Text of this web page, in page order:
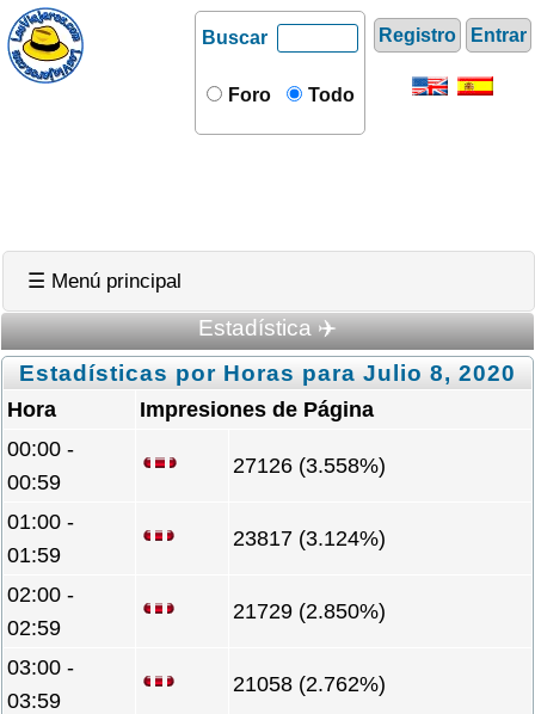
Registro Entrar
Buscar
Foro Todo
☰ Menú principal
Estadística ✈️
Estadísticas por Horas para Julio 8, 2020
Hora
Impresiones de Página
00:00 -
00:59
27126 (3.558%)
01:00 -
01:59
23817 (3.124%)
02:00 -
02:59
21729 (2.850%)
03:00 -
03:59
21058 (2.762%)